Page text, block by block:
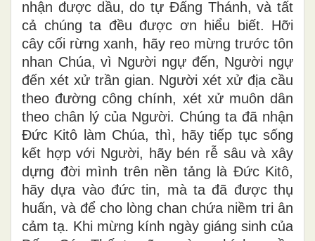
mãn của Người, tất cả chúng ta đã lãnh
nhận hết ơn này đến ơn khác: Chúng ta
nhận được dầu, do tự Đấng Thánh, và tất
cả chúng ta đều được ơn hiểu biết. Hỡi
cây cối rừng xanh, hãy reo mừng trước tôn
nhan Chúa, vì Người ngự đến, Người ngự
đến xét xử trần gian. Người xét xử địa cầu
theo đường công chính, xét xử muôn dân
theo chân lý của Người. Chúng ta đã nhận
Đức Kitô làm Chúa, thì, hãy tiếp tục sống
kết hợp với Người, hãy bén rễ sâu và xây
dựng đời mình trên nền tảng là Đức Kitô,
hãy dựa vào đức tin, mà ta đã được thụ